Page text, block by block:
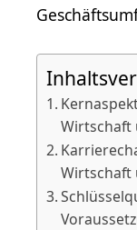
Wirtschaft
Wirtschaft